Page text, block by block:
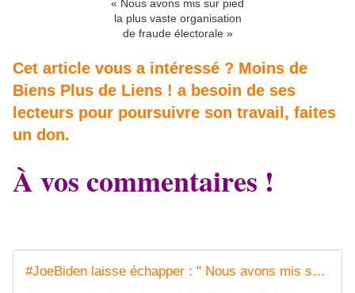
« Nous avons mis sur pied
la plus vaste organisation
de fraude électorale »
Cet article vous a intéressé ? Moins de
Biens Plus de Liens ! a besoin de ses
lecteurs pour poursuivre son travail, faites
un don.
À vos commentaires !
#JoeBiden laisse échapper : " Nous avons mis sur pied la plus vaste organisation de fraude électorale " - MOINS de BIENS PLUS de LIENS